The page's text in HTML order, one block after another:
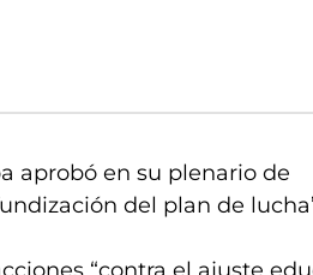
aprobó en su plenario de
del plan de